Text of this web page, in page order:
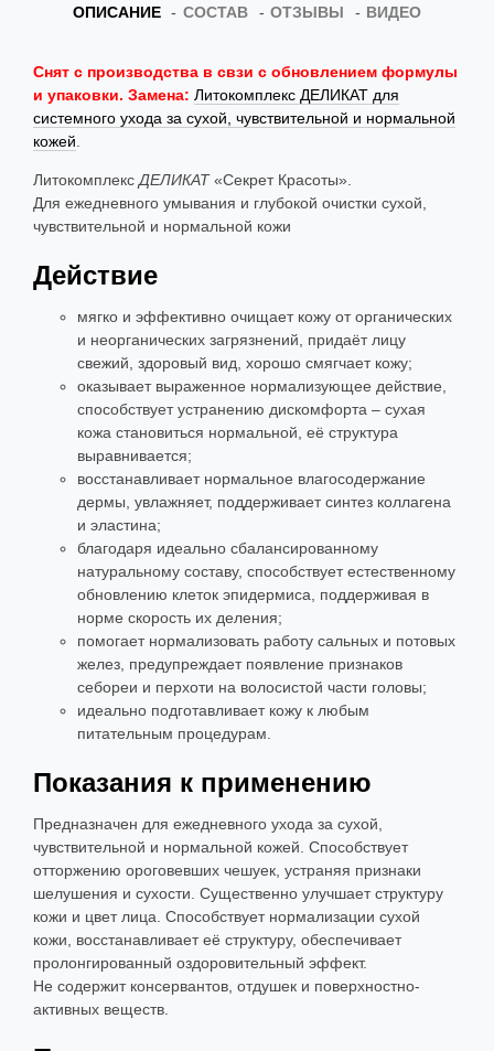
ОПИСАНИЕ СОСТАВ ОТЗЫВЫ ВИДЕО
Снят с производства в свзи с обновлением формулы
и упаковки. Замена: Литокомплекс ДЕЛИКАТ для
системного ухода за сухой, чувствительной и нормальной
кожей
Литокомплекс ДЕЛИКАТ«Секрет Красоты».
Для ежедневного умывания и глубокой очистки сухой,
чувствительной и нормальной кожи
Действие
мягко и эффективно очищает кожу от органических
и неорганических загрязнений, придаёт лицу
свежий, здоровый вид, хорошо смягчает кожу;
оказывает выраженное нормализующее действие,
способствует устранению дискомфорта – сухая
кожа становиться нормальной, её структура
выравнивается;
восстанавливает нормальное влагосодержание
дермы, увлажняет, поддерживает синтез коллагена
и эластина;
благодаря идеально сбалансированному
натуральному составу, способствует естественному
обновлению клеток эпидермиса, поддерживая в
норме скорость их деления;
помогает нормализовать работу сальных и потовых
желез, предупреждает появление признаков
себореи и перхоти на волосистой части головы;
идеально подготавливает кожу к любым
питательным процедурам.
Показания к применению
Предназначен для ежедневного ухода за сухой,
чувствительной и нормальной кожей. Способствует
отторжению ороговевших чешуек, устраняя признаки
шелушения и сухости. Существенно улучшает структуру
кожи и цвет лица. Способствует нормализации сухой
кожи, восстанавливает её структуру, обеспечивает
пролонгированный оздоровительный эффект.
Не содержит консервантов, отдушек и поверхностно-
активных веществ.